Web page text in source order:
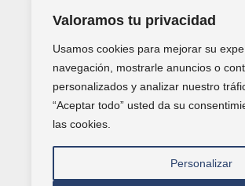
Valoramos tu privacidad
Usamos cookies para mejorar su
navegación, mostrarle anuncios o
personalizados y analizar nuestro
“Aceptar todo” usted da su
las cookies.
Personalizar